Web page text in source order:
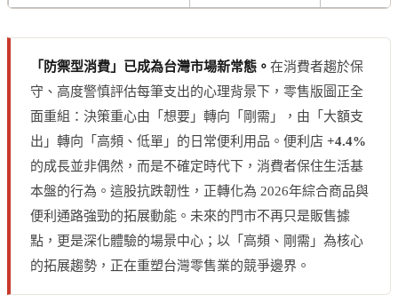
「防禦型消費」已成為台灣市場新常態。 在消費者趨於保
守、高度警慎評估每筆支出的心理背景下，零售版圖正全
面重組：決策重心由「想要」轉向「剛需」，由「大額支
出」轉向「高頻、低單」的日常便利用品。便利店 +4.4%
的成長並非偶然，而是不確定時代下，消費者保住生活基
本盤的行為。這股抗跌韌性，正轉化為 2026年綜合商品與
便利通路強勁的拓展動能。未來的門市不再只是販售據
點，更是深化體驗的場景中心；以「高頻、剛需」為核心
的拓展趨勢，正在重塑台灣零售業的競爭邊界。